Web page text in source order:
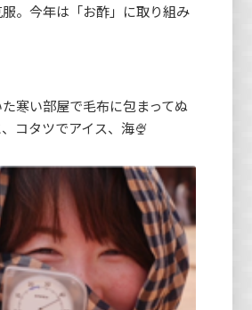
。今年は「お酢」に取り組み
寒い部屋で毛布に包まってぬ
コタツでアイス、海🍨